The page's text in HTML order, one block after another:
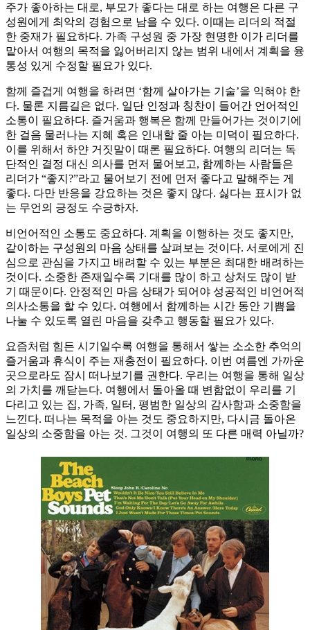
주가 좋아하는 대로, 부모가 좋다는 대로 하는 여행은 다른 구
성원에게 최악의 경험으로 남을 수 있다. 이때는 리더의 적절
한 중재가 필요하다. 가족 구성원 중 가장 현명한 이가 리더를
맡아서 여행의 목적을 잃어버리지 않는 범위 내에서 계획을 융
통성 있게 수정할 필요가 있다.
함께 즐겁게 여행을 하려면 ‘함께 살아가는 기술’을 익혀야 한
다. 물론 지름길은 없다. 일단 인정과 칭찬이 들어간 언어적인
소통이 필요하다. 즐거움과 행복은 함께 만들어가는 것이기에
한 걸음 물러나는 지혜 혹은 인내할 줄 아는 미덕이 필요하다.
이를 위해서 하얀 거짓말이 때론 필요하다. 여행의 리더는 독
단적인 결정 대신 의사를 먼저 물어보고, 함께하는 사람들은
리더가 “좋지?”라고 물어보기 전에 먼저 좋다고 말해주는 게
좋다. 다만 반응을 강요하는 것은 좋지 않다. 싫다는 표시가 없
는 무언의 긍정도 수긍하자.
비언어적인 소통도 중요하다. 계획을 이행하는 것도 좋지만,
같이하는 구성원의 마음 상태를 살펴보는 것이다. 서로에게 진
심으로 관심을 가지고 배려할 수 있는 부분은 최대한 배려하는
것이다. 소중한 존재일수록 기대를 많이 하고 상처도 많이 받
기 때문이다. 안정적인 마음 상태가 되어야 성공적인 비언어적
의사소통을 할 수 있다. 여행에서 함께하는 시간 동안 기쁨을
나눌 수 있도록 열린 마음을 갖추고 행동할 필요가 있다.
요즘처럼 힘든 시기일수록 여행을 통해서 쌓는 소소한 추억의
즐거움과 휴식이 주는 재충전이 필요하다. 이번 여름엔 가까운
곳으로라도 잠시 떠나보기를 권한다. 우리는 여행을 통해 일상
의 가치를 깨닫는다. 여행에서 돌아올 때 변함없이 우리를 기
다리고 있는 집, 가족, 일터, 평범한 일상의 감사함과 소중함을
느낀다. 떠나는 목적을 아는 것도 중요하지만, 다시금 돌아온
일상의 소중함을 아는 것. 그것이 여행의 또 다른 매력 아닐까?